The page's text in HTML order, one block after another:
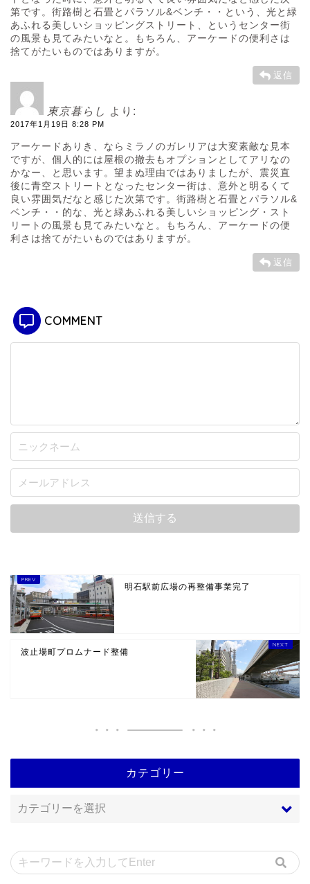
第です。街路樹と石畳とパラソル&ベンチ・・という、光と緑
あふれる美しいショッピングストリート、というセンター街
の風景も見てみたいなと。もちろん、アーケードの便利さは
捨てがたいものではありますが。
返信
東京暮らし より:
2017年1月19日 8:28 PM
アーケードありき、ならミラノのガレリアは大変素敵な見本
ですが、個人的には屋根の撤去もオプションとしてアリなの
かなー、と思います。望まぬ理由ではありましたが、震災直
後に青空ストリートとなったセンター街は、意外と明るくて
良い雰囲気だなと感じた次第です。街路樹と石畳とパラソル&
ベンチ・・的な、光と緑あふれる美しいショッピング・スト
リートの風景も見てみたいなと。もちろん、アーケードの便
利さは捨てがたいものではありますが。
返信
COMMENT
明石駅前広場の再整備事業完了
波止場町プロムナード整備
カテゴリー